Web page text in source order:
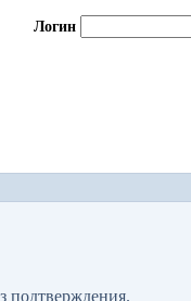
Логин
подтверждения.